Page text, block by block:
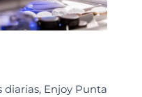
diarias, Enjoy Punta